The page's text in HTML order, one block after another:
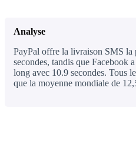
Analyse
PayPal offre la livraison SMS la
secondes, tandis que Facebook
long avec 10.9 secondes. Tous
que la moyenne mondiale de